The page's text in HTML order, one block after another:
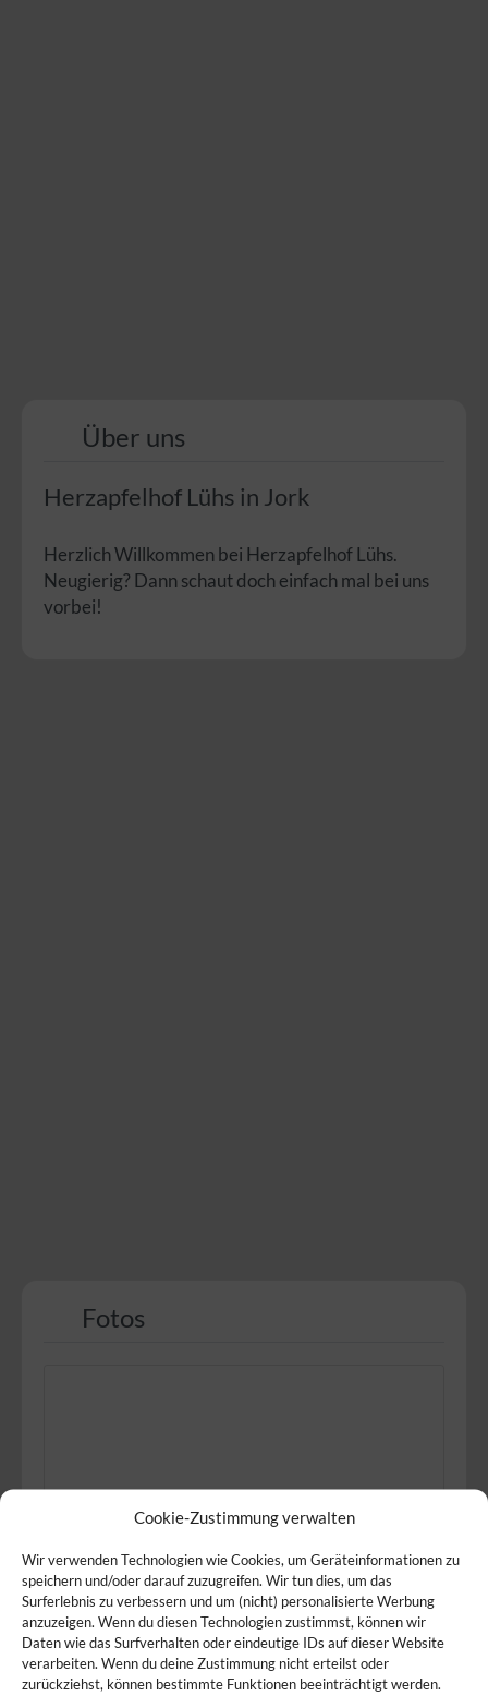
Cookie-Zustimmung verwalten
Wir verwenden Technologien wie Cookies, um Geräteinformationen zu
speichern und/oder darauf zuzugreifen. Wir tun dies, um das
Surferlebnis zu verbessern und um (nicht) personalisierte Werbung
anzuzeigen. Wenn du diesen Technologien zustimmst, können wir
Daten wie das Surfverhalten oder eindeutige IDs auf dieser Website
verarbeiten. Wenn du deine Zustimmung nicht erteilst oder
zurückziehst, können bestimmte Funktionen beeinträchtigt werden.
Über uns
Herzapfelhof Lühs in Jork
Herzlich Willkommen bei Herzapfelhof Lühs.
Neugierig? Dann schaut doch einfach mal bei uns
vorbei!
Fotos